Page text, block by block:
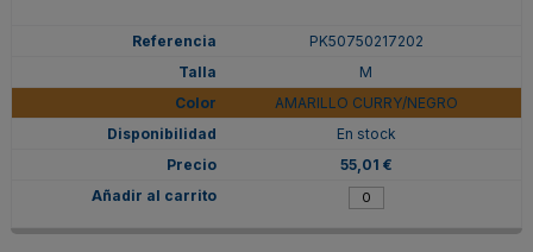
PK50750217202
M
AMARILLO CURRY/NEGRO
En stock
55,01 €